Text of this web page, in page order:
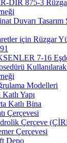
DİR 875-3
Duvarı
için Rüzgar
7-16
Modelleri
Yapı
Katlı Bina
Çerçevesi
Çerçeve
Çerçevesi
Depo